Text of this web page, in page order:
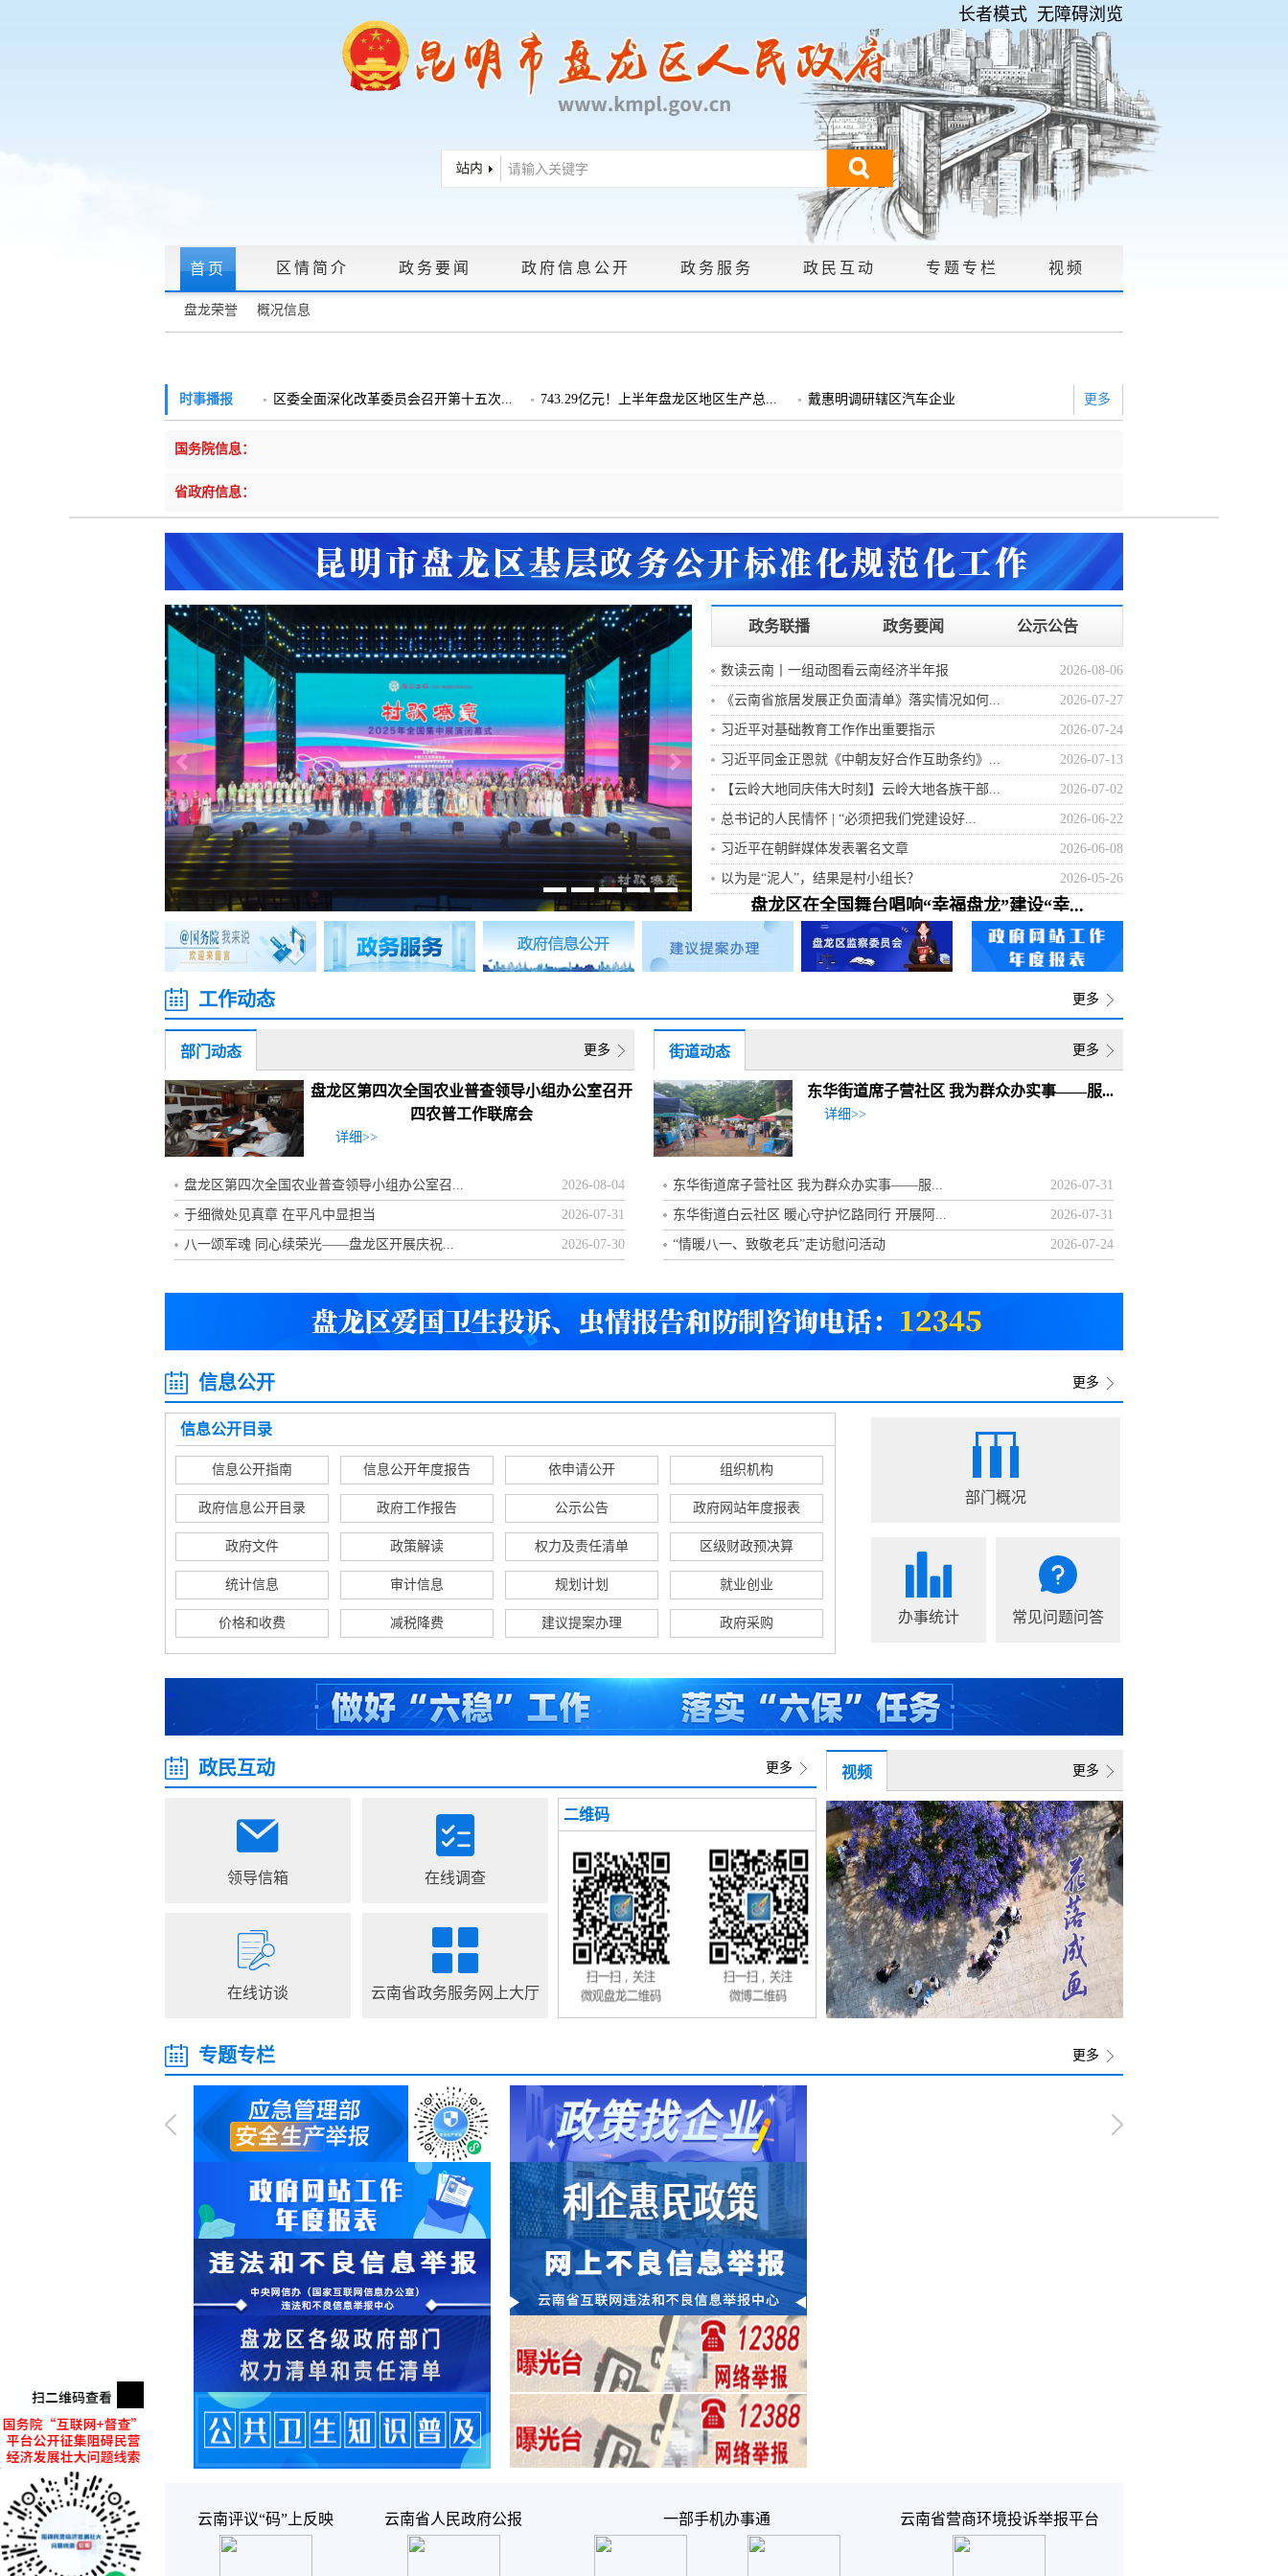
无障碍浏览
长者模式
首页 区情简介 政务要闻 政府信息公开 政务服务 政民互动 专题专栏 视频
盘龙荣誉 概况信息
领导信箱 | 调查征集 | 常见问题问答
时事播报 区委全面深化改革委员会召开第十五次... 743.29亿元！上半年盘龙区地区生产总... 戴惠明调研辖区汽车企业 更多
国务院信息：
省政府信息：
盘龙区在全国舞台唱响“幸福盘龙”建设“幸福好声音”
@国务院 我来说
政务联播 政务要闻 公示公告
2026-08-06
数读云南丨一组动图看云南经济半年报
2026-07-27
《云南省旅居发展正负面清单》落实情况如何...
2026-07-24
习近平对基础教育工作作出重要指示
2026-07-13
习近平同金正恩就《中朝友好合作互助条约》...
2026-07-02
【云岭大地同庆伟大时刻】云岭大地各族干部...
2026-06-22
总书记的人民情怀 | “必须把我们党建设好...
2026-06-08
习近平在朝鲜媒体发表署名文章
2026-05-26
以为是“泥人”，结果是村小组长？
盘龙区在全国舞台唱响“幸福盘龙”建设“幸...
本届展演活动，云南省文联组织带领昆明市盘龙区凸董箐苗族农民合唱团和
迪庆州维西县傈僳娃娃组合两支代表队参加全国集中展演及文艺大集的展示，最
详细>>
2026-07-30
区委全面深化改革委员会召开第十五次会议
2026-07-30
743.29亿元！上半年盘龙区地区生产总值同比...
2026-07-29
戴惠明调研辖区汽车企业
戴惠明调研龙泉街道
盘龙区委2026年度巡察工作会暨十三届区委第...
2026-08-06
昆明市盘龙区劳动人事争议仲裁院公告（当事...
2026-08-05
昆明市盘龙区劳动人事争议仲裁院公告(当事...
2026-08-05
昆明市盘龙区公共就业和人才服务中心2026年...
昆明市盘龙区民政局2025年度区级社会团体、...
工作动态 更多
部门动态 更多
盘龙区第四次全国农业普查领导小组办公室召开
四农普工作联席会
详细>>
2026-08-04
盘龙区第四次全国农业普查领导小组办公室召...
2026-07-31
于细微处见真章 在平凡中显担当
2026-07-30
八一颂军魂 同心续荣光——盘龙区开展庆祝...
街道动态 更多
东华街道席子营社区 我为群众办实事——服...
详细>>
2026-07-31
东华街道席子营社区 我为群众办实事——服...
2026-07-31
东华街道白云社区 暖心守护忆路同行 开展阿...
2026-07-24
“情暖八一、致敬老兵”走访慰问活动
信息公开 更多
信息公开目录
信息公开指南 信息公开年度报告 依申请公开 组织机构
政府信息公开目录 政府工作报告 公示公告 政府网站年度报表
政府文件 政策解读 权力及责任清单 区级财政预决算
统计信息 审计信息 规划计划 就业创业
价格和收费 减税降费 建议提案办理 政府采购
部门概况
办事统计 常见问题问答
政民互动 更多
领导信箱 在线调查
云南省政务服务网上大厅
在线访谈
二维码
视频 更多
专题专栏 更多
云南评议“码”上反映 云南省人民政府公报 一部手机办事通 云南省营商环境投诉举报平台